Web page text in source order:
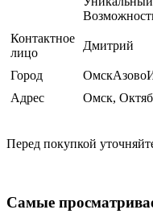
Контактное
лицо
Дмитрий
Город
Адрес
Омск,
Перед покупкой
Самые